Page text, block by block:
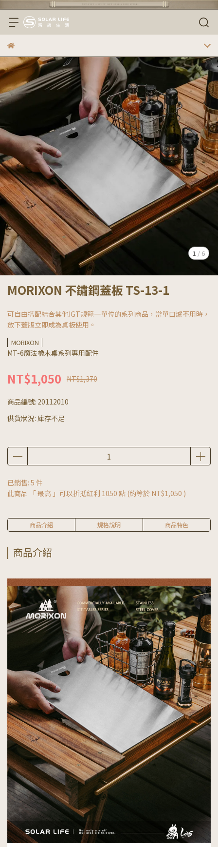
1 / 6
MORIXON 不鏽鋼蓋板 TS-13-1
可自由搭配結合其他IGT規範一單位的系列商品，當單口爐不用時，
放下蓋版立即成為桌板使用。
MORIXON
MT-6魔法橡木桌系列專用配件
NT$1,050 NT$1,370
商品編號: 20112010
供貨狀況: 庫存不足
已銷售: 5 件
此商品 「 最高 」可以折抵紅利 1050 點 (約等於 NT$1,050 )
商品介紹 規格說明 商品特色
商品介紹